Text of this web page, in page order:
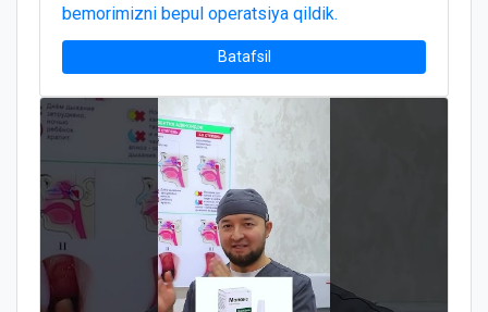
bemorimizni bepul operatsiya qildik.
Batafsil